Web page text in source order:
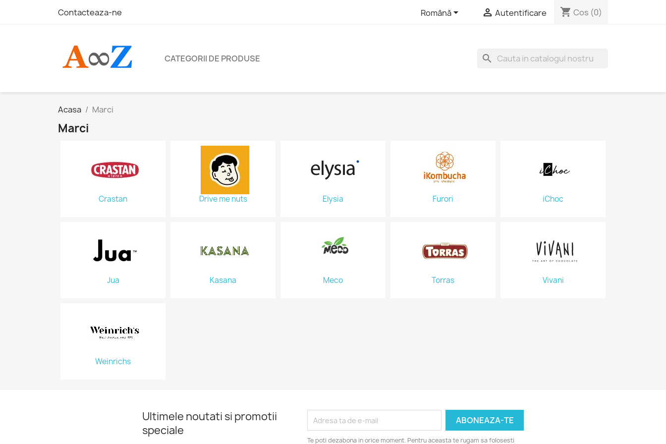
Contacteaza-ne Română  Autentificare shopping_cart Cos (0)
CATEGORII DE PRODUSE search
Acasa Marci
Marci
Crastan Drive me nuts Elysia Furori iChoc
Jua Kasana Meco Torras Vivani
Weinrichs
Ultimele noutati si promotii
speciale
Te poti dezabona in orice moment. Pentru aceasta te rugam sa folosesti